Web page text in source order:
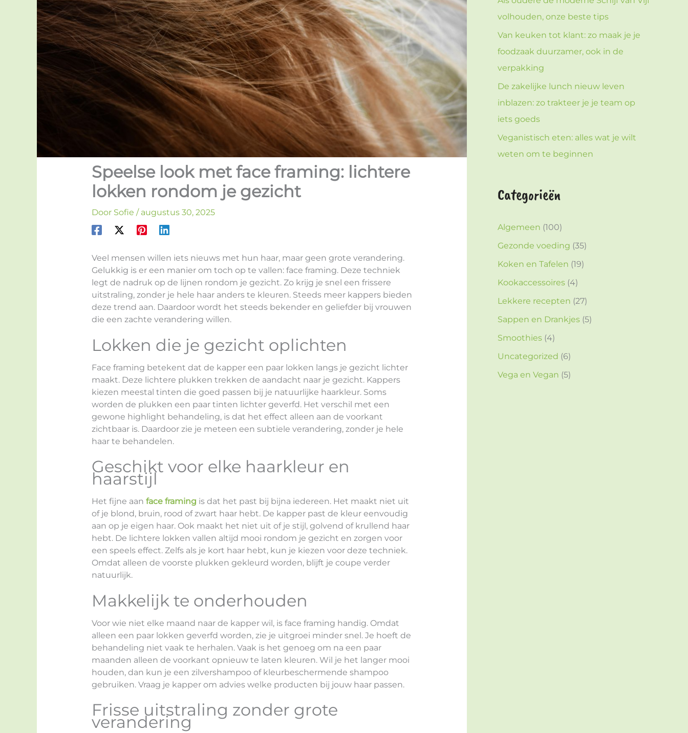
Speelse look met face framing: lichtere
lokken rondom je gezicht
Door Sofie / augustus 30, 2025
Veel mensen willen iets nieuws met hun haar, maar geen grote verandering.
Gelukkig is er een manier om toch op te vallen: face framing. Deze techniek
legt de nadruk op de lijnen rondom je gezicht. Zo krijg je snel een frissere
uitstraling, zonder je hele haar anders te kleuren. Steeds meer kappers bieden
deze trend aan. Daardoor wordt het steeds bekender en geliefder bij vrouwen
die een zachte verandering willen.
Lokken die je gezicht oplichten
Face framing betekent dat de kapper een paar lokken langs je gezicht lichter
maakt. Deze lichtere plukken trekken de aandacht naar je gezicht. Kappers
kiezen meestal tinten die goed passen bij je natuurlijke haarkleur. Soms
worden de plukken een paar tinten lichter geverfd. Het verschil met een
gewone highlight behandeling, is dat het effect alleen aan de voorkant
zichtbaar is. Daardoor zie je meteen een subtiele verandering, zonder je hele
haar te behandelen.
Geschikt voor elke haarkleur en
haarstijl
Het fijne aan face framing is dat het past bij bijna iedereen. Het maakt niet uit
of je blond, bruin, rood of zwart haar hebt. De kapper past de kleur eenvoudig
aan op je eigen haar. Ook maakt het niet uit of je stijl, golvend of krullend haar
hebt. De lichtere lokken vallen altijd mooi rondom je gezicht en zorgen voor
een speels effect. Zelfs als je kort haar hebt, kun je kiezen voor deze techniek.
Omdat alleen de voorste plukken gekleurd worden, blijft je coupe verder
natuurlijk.
Makkelijk te onderhouden
Voor wie niet elke maand naar de kapper wil, is face framing handig. Omdat
alleen een paar lokken geverfd worden, zie je uitgroei minder snel. Je hoeft de
behandeling niet vaak te herhalen. Vaak is het genoeg om na een paar
maanden alleen de voorkant opnieuw te laten kleuren. Wil je het langer mooi
houden, dan kun je een zilvershampoo of kleurbeschermende shampoo
gebruiken. Vraag je kapper om advies welke producten bij jouw haar passen.
Frisse uitstraling zonder grote
verandering
volhouden, onze beste tips
Van keuken tot klant: zo maak je je
foodzaak duurzamer, ook in de
verpakking
De zakelijke lunch nieuw leven
inblazen: zo trakteer je je team op
iets goeds
Veganistisch eten: alles wat je wilt
weten om te beginnen
Categorieën
Algemeen (100)
Gezonde voeding (35)
Koken en Tafelen (19)
Kookaccessoires (4)
Lekkere recepten (27)
Sappen en Drankjes (5)
Smoothies (4)
Uncategorized (6)
Vega en Vegan (5)